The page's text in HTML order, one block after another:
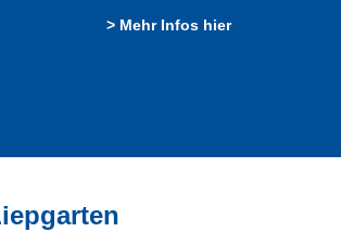
> Mehr Infos hier